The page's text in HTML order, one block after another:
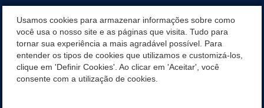
SERVIÇOS
SERVIÇOS DO DEPARTAMENTO DE RECEITA MUNICIPAL
Usamos cookies para armazenar informações sobre como
você usa o nosso site e as páginas que visita. Tudo para
tornar sua experiência a mais agradável possível. Para
entender os tipos de cookies que utilizamos e customizá-los,
clique em 'Definir Cookies'. Ao clicar em 'Aceitar', você
consente com a utilização de cookies.